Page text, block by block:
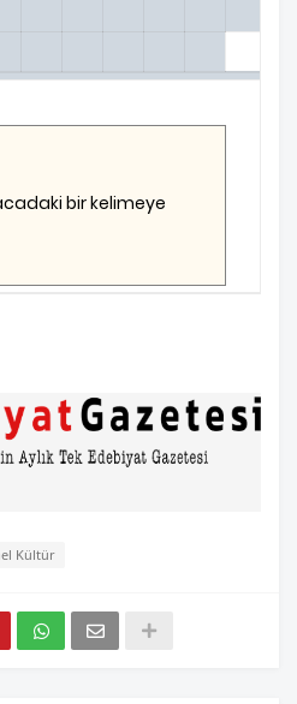
bir kelimeye
Kültür